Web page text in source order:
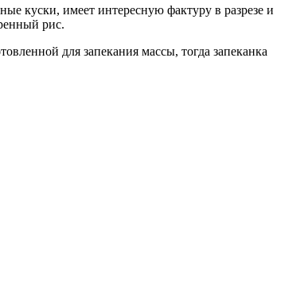
куски, имеет интересную фактуру в разрезе и
рис.
для запекания массы, тогда запеканка